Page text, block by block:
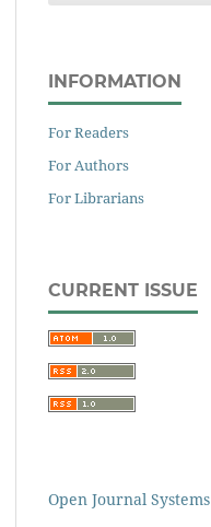
INFORMATION
For Readers
For Authors
For Librarians
CURRENT ISSUE
Open Journal Systems